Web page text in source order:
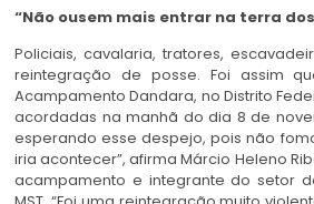
“Não ousem mais entrar na terra
Policiais, cavalaria, tratores,
reintegração de posse. Foi assim
Acampamento Dandara, no Distrito
acordadas na manhã do dia 8 de
esperando esse despejo, pois não
iria acontecer”, afirma Márcio Heleno
acampamento e integrante do setor